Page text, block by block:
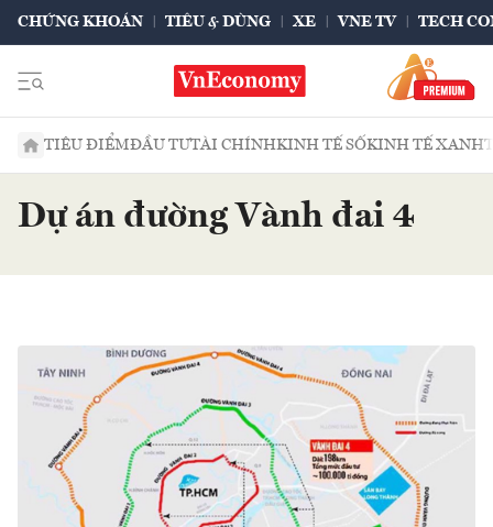
CHỨNG KHOÁN TIÊU & DÙNG XE VNE TV TECH
TIÊU ĐIỂMĐẦU TƯTÀI CHÍNHKINH TẾ SỐKINH TẾ XANH
Dự án đường Vành đai 4